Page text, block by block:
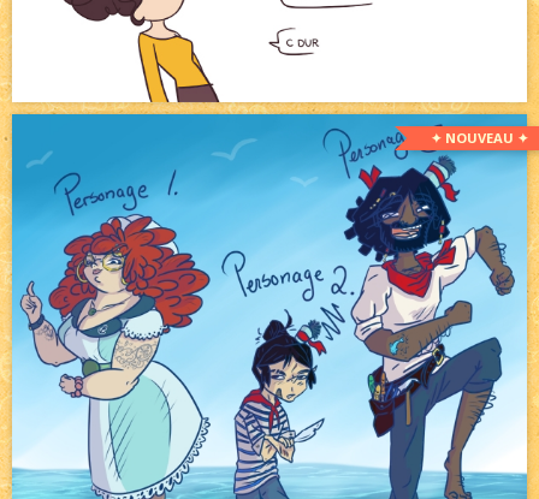
✦ NOUVEAU ✦